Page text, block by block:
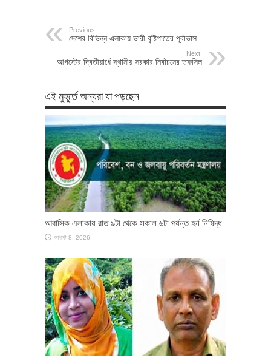
Previous:
দেশের বিভিন্ন এলাকায় ভারী বৃষ্টিপাতের পূর্বাভাস
Next:
আগস্টের দ্বিতীয়ার্ধে স্থানীয় সরকার নির্বাচনের তফসিল
এই মুহূর্তে অন্যরা যা পড়ছেন
আবাসিক এলাকায় রাত ৯টা থেকে সকাল ৬টা পর্যন্ত হর্ন নিষিদ্ধ
আগস্ট 8, 2026